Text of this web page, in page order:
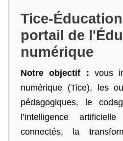
Tice-
portail de
numérique
Notre objectif : vous
numérique (Tice), les
pédagogiques, le
l’intelligence artificielle
connectés, la